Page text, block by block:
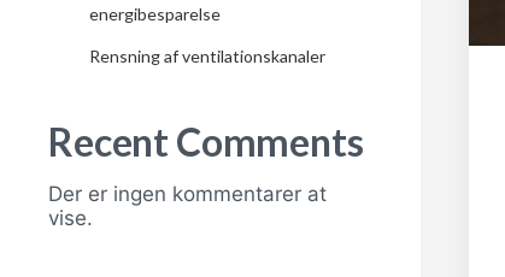
energibesparelse
Rensning af ventilationskanaler
Recent Comments
Der er ingen kommentarer at
vise.